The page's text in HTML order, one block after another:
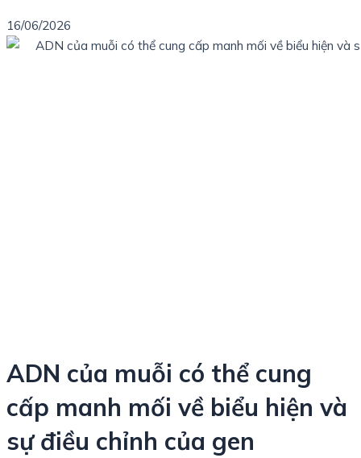
16/06/2026
ADN của muỗi có thể cung
cấp manh mối về biểu hiện và
sự điều chỉnh của gen